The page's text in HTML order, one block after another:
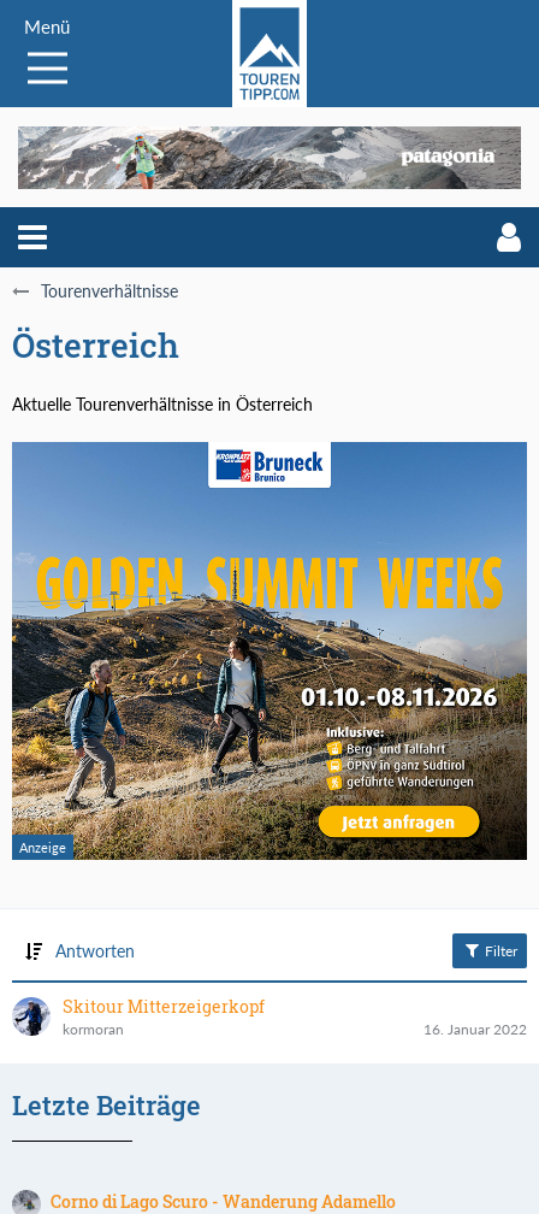
Menü
Tourenverhältnisse
Österreich
Aktuelle Tourenverhältnisse in Österreich
Antworten Filter
Skitour Mitterzeigerkopf
kormoran 16. Januar 2022
Letzte Beiträge
Corno di Lago Scuro - Wanderung Adamello